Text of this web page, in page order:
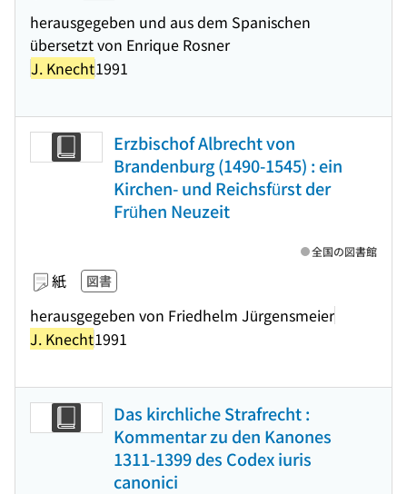
herausgegeben und aus dem Spanischen
übersetzt von Enrique Rosner
J. Knecht1991
Erzbischof Albrecht von
Brandenburg (1490-1545) : ein
Kirchen- und Reichsfürst der
Frühen Neuzeit
紙 図書
herausgegeben von Friedhelm Jürgensmeier
J. Knecht1991
全国の図書館
Das kirchliche Strafrecht :
Kommentar zu den Kanones
1311-1399 des Codex iuris
canonici